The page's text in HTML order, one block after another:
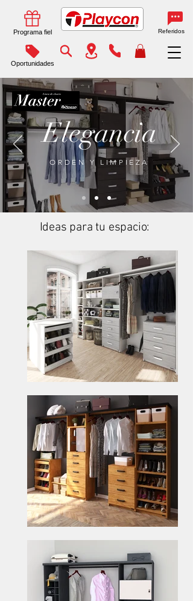
Programa fiel Referidos
Oportunidades
Elegancia
ORDEN Y LIMPIEZA
Ideas para tu espacio: